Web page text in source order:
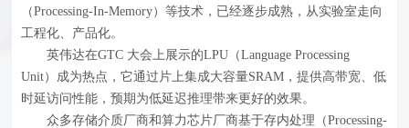
（Processing-In-Memory）等技术，已经逐步成熟，从实验室走向
工程化、产品化。
英伟达在GTC 大会上展示的LPU（Language Processing
Unit）成为热点，它通过片上集成大容量SRAM，提供高带宽、低
时延访问性能，预期为低延迟推理带来更好的效果。
众多存储介质厂商和算力芯片厂商基于存内处理（Processing-